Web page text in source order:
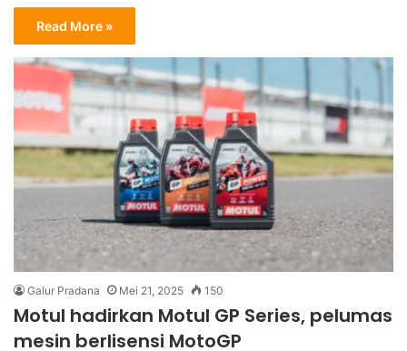
Read More »
Galur Pradana Mei 21, 2025 150
Motul hadirkan Motul GP Series, pelumas
mesin berlisensi MotoGP